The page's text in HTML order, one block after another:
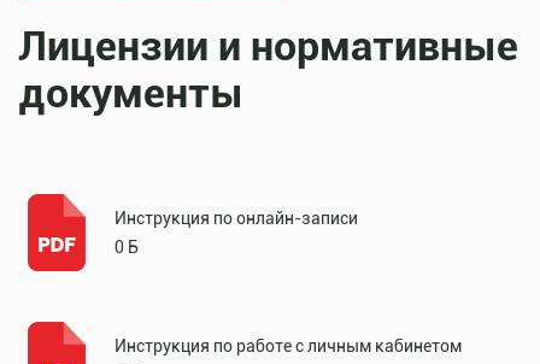
Лицензии и нормативные
документы
Инструкция по онлайн-записи
0 Б
Инструкция по работе с личным кабинетом